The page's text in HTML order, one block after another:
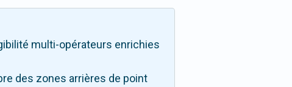
multi-opérateurs enrichies
des zones arrières de point